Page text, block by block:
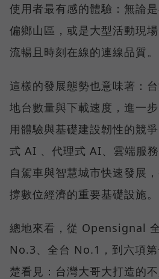
使用者最有感的體驗：無論是
偏鄉山區，或是大型活動現場
流暢且時刻在線的連線品質。
這樣的發展態勢也意味著：
地台數量與下載速度，進一
用體驗與基礎建設韌性的競
式 AI 、代理式 AI、雲端服務
自駕車與智慧城市快速發展
撐數位經濟的重要基礎設施。
總地來看，從 Opensignal
No.3、全台 No.1，到六項
楚看見：台灣大哥大打造的